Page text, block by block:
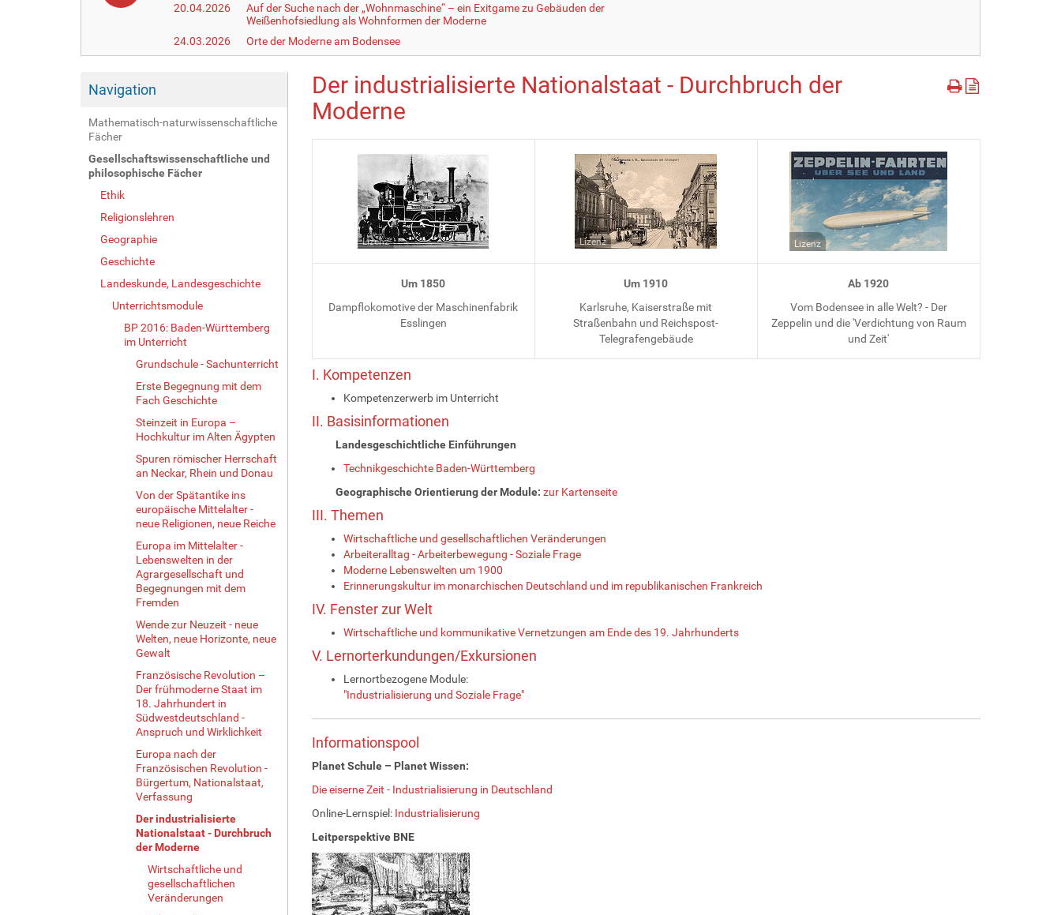
20.04.2026
Auf der Suche nach der „Wohnmaschine“ – ein Exitgame zu Gebäuden der
Weißenhofsiedlung als Wohnformen der Moderne
24.03.2026
Orte der Moderne am Bodensee
Navigation
Mathematisch-naturwissenschaftliche
Fächer
Gesellschaftswissenschaftliche und
philosophische Fächer
Ethik
Religionslehren
Geographie
Geschichte
Landeskunde, Landesgeschichte
Unterrichtsmodule
BP 2016: Baden-Württemberg
im Unterricht
Grundschule - Sachunterricht
Erste Begegnung mit dem
Fach Geschichte
Steinzeit in Europa –
Hochkultur im Alten Ägypten
Spuren römischer Herrschaft
an Neckar, Rhein und Donau
Von der Spätantike ins
europäische Mittelalter -
neue Religionen, neue Reiche
Europa im Mittelalter -
Lebenswelten in der
Agrargesellschaft und
Begegnungen mit dem
Fremden
Wende zur Neuzeit - neue
Welten, neue Horizonte, neue
Gewalt
Französische Revolution –
Der frühmoderne Staat im
18. Jahrhundert in
Südwestdeutschland -
Anspruch und Wirklichkeit
Europa nach der
Französischen Revolution -
Bürgertum, Nationalstaat,
Verfassung
Der industrialisierte
Nationalstaat - Durchbruch
der Moderne
Wirtschaftliche und
gesellschaftlichen
Veränderungen
Der industrialisierte Nationalstaat - Durchbruch der
Moderne
Lizenz Lizenz Lizenz
Um 1850
Dampflokomotive der Maschinenfabrik
Esslingen
Um 1910
Karlsruhe, Kaiserstraße mit
Straßenbahn und Reichspost-
Telegrafengebäude
Ab 1920
Vom Bodensee in alle Welt? - Der
Zeppelin und die 'Verdichtung von Raum
und Zeit'
I. Kompetenzen
Kompetenzerwerb im Unterricht
II. Basisinformationen
Landesgeschichtliche Einführungen
Technikgeschichte Baden-Württemberg
Geographische Orientierung der Module: zur Kartenseite
III. Themen
Wirtschaftliche und gesellschaftlichen Veränderungen
Arbeiteralltag - Arbeiterbewegung - Soziale Frage
Moderne Lebenswelten um 1900
Erinnerungskultur im monarchischen Deutschland und im republikanischen Frankreich
IV. Fenster zur Welt
Wirtschaftliche und kommunikative Vernetzungen am Ende des 19. Jahrhunderts
V. Lernorterkundungen/Exkursionen
Lernortbezogene Module:
"Industrialisierung und Soziale Frage"
Informationspool
Planet Schule – Planet Wissen:
Die eiserne Zeit - Industrialisierung in Deutschland
Online-Lernspiel: Industrialisierung
Leitperspektive BNE